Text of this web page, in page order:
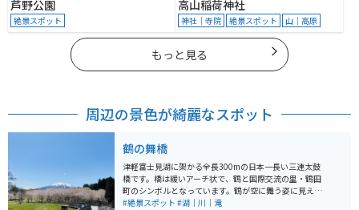
芦野公園
絶景スポット
高山稲荷神社
神社｜寺院 絶景スポット 山｜高原
もっと見る
周辺の景色が綺麗なスポット
鶴の舞橋
津軽富士見湖に架かる全長300mの日本一長い三連太鼓
橋です。橋は緩いアーチ状で、鶴と国際交流の里・鶴田
町のシンボルとなっています。鶴が空に舞う姿に見える
という造形が特徴で、また、橋を渡ることで長生きがで
#絶景スポット #湖｜川｜滝